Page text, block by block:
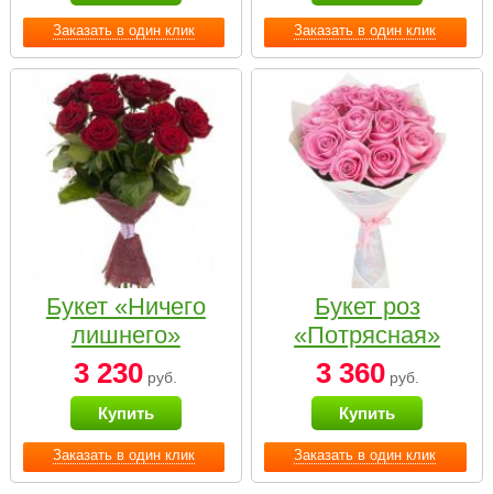
Заказать в один клик Заказать в один клик
Заказать в один клик
Букет «Ничего
лишнего»
3 230 руб.
Купить
Заказать в один клик
Букет роз
«Потрясная»
3 360руб.
Купить